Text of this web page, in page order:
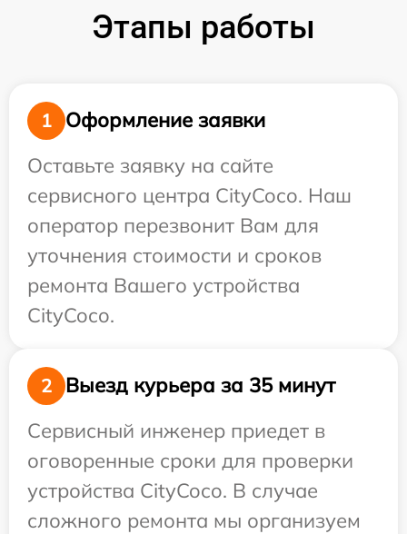
Этапы работы
1
Оформление заявки
Оставьте заявку на сайте
сервисного центра CityCoco. Наш
оператор перезвонит Вам для
уточнения стоимости и сроков
ремонта Вашего устройства
CityCoco.
2
Выезд курьера за 35 минут
Сервисный инженер приедет в
оговоренные сроки для проверки
устройства CityCoco. В случае
сложного ремонта мы организуем